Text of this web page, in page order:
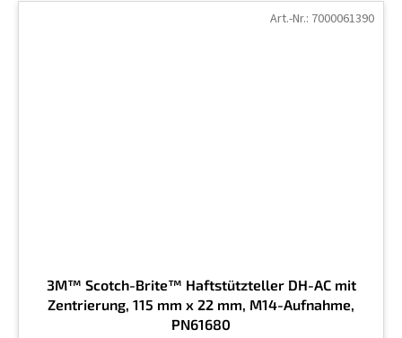
3M™ Scotch-Brite™ Haftstützteller DH-AC mit
Zentrierung, 115 mm x 22 mm, M14-Aufnahme,
PN61680
Art.-Nr.: 7000061390